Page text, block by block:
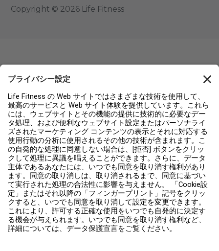
Copyright © 2026 Life Fitness